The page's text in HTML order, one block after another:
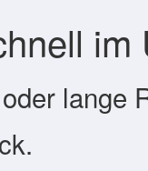
im
lange